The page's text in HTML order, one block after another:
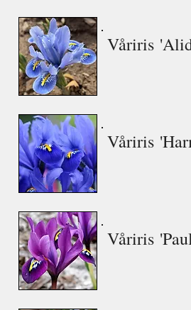
Våriris
Våriris
Våriris